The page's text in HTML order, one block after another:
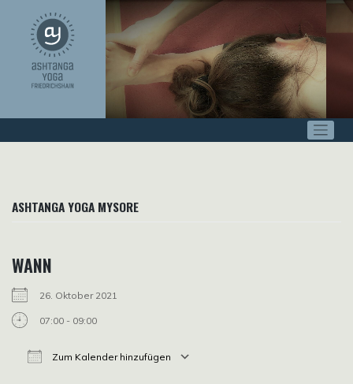
springen
ASHTANGA YOGA MYSORE
WANN
26. Oktober 2021
07:00 - 09:00
Zum Kalender hinzufügen